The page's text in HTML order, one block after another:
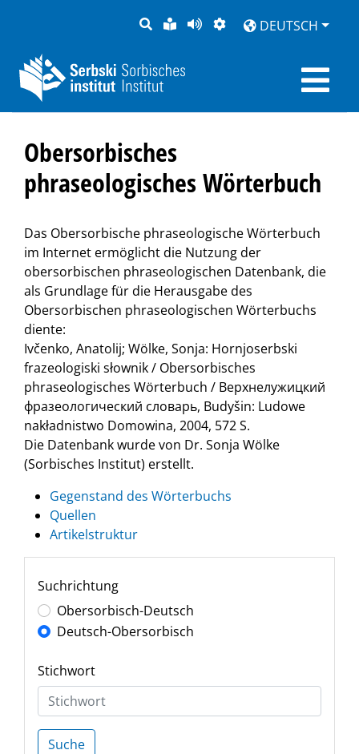
SUCHELEICHTE
SPRACHE
SEITEDARSTELLUNG
DEUTSCH
Obersorbisches
phraseologisches Wörterbuch
Das Obersorbische phraseologische Wörterbuch
im Internet ermöglicht die Nutzung der
obersorbischen phraseologischen Datenbank, die
als Grundlage für die Herausgabe des
Obersorbischen phraseologischen Wörterbuchs
diente:
Ivčenko, Anatolij; Wölke, Sonja: Hornjoserbski
frazeologiski słownik / Obersorbisches
phraseologisches Wörterbuch / Верхнелужицкий
фразеологический словарь, Budyšin: Ludowe
nakładnistwo Domowina, 2004, 572 S.
Die Datenbank wurde von Dr. Sonja Wölke
(Sorbisches Institut) erstellt.
Gegenstand des Wörterbuchs
Quellen
Artikelstruktur
Suchrichtung
Obersorbisch-Deutsch
Deutsch-Obersorbisch
Stichwort
Suche